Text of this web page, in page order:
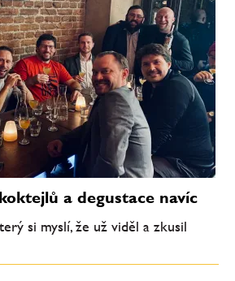
a degustace navíc
si myslí, že už viděl a zkusil